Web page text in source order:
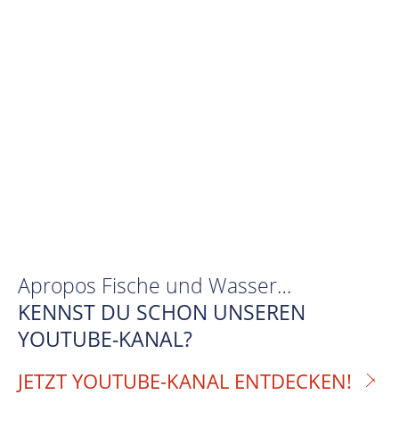
Apropos Fische und Wasser…
KENNST DU SCHON UNSEREN
YOUTUBE-KANAL?
JETZT YOUTUBE-KANAL ENTDECKEN!